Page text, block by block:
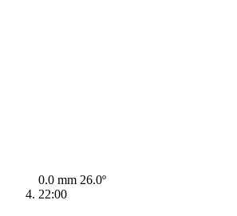
0.0 mm 26.0º
22:00